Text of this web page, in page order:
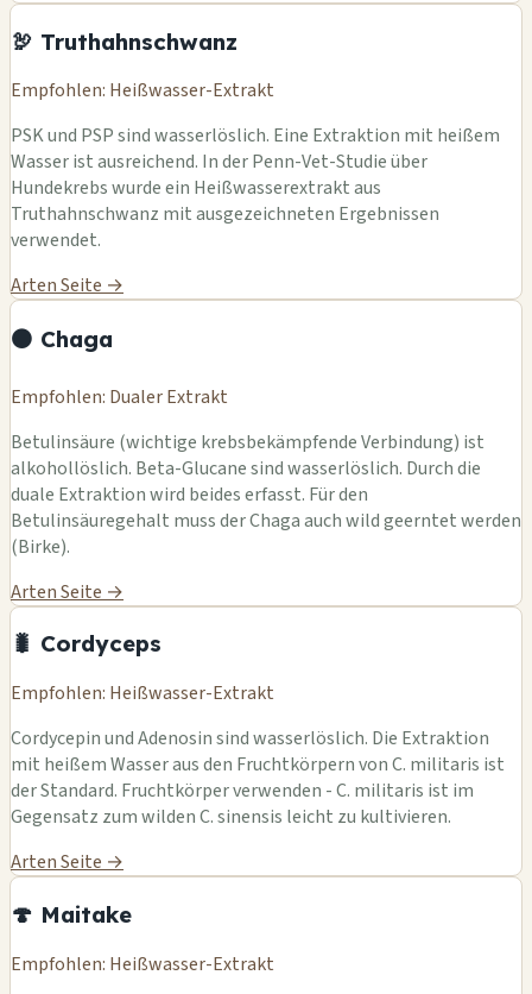
🦃 Truthahnschwanz
Empfohlen: Heißwasser-Extrakt
PSK und PSP sind wasserlöslich. Eine Extraktion mit heißem
Wasser ist ausreichend. In der Penn-Vet-Studie über
Hundekrebs wurde ein Heißwasserextrakt aus
Truthahnschwanz mit ausgezeichneten Ergebnissen
verwendet.
Arten Seite →
⚫ Chaga
Empfohlen: Dualer Extrakt
Betulinsäure (wichtige krebsbekämpfende Verbindung) ist
alkohollöslich. Beta-Glucane sind wasserlöslich. Durch die
duale Extraktion wird beides erfasst. Für den
Betulinsäuregehalt muss der Chaga auch wild geerntet werden
(Birke).
Arten Seite →
🐛 Cordyceps
Empfohlen: Heißwasser-Extrakt
Cordycepin und Adenosin sind wasserlöslich. Die Extraktion
mit heißem Wasser aus den Fruchtkörpern von C. militaris ist
der Standard. Fruchtkörper verwenden - C. militaris ist im
Gegensatz zum wilden C. sinensis leicht zu kultivieren.
Arten Seite →
🍄 Maitake
Empfohlen: Heißwasser-Extrakt